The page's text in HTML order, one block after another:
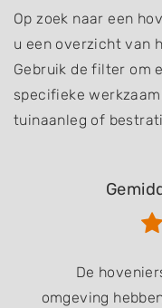
Op zoek naar een
u een overzicht van
Gebruik de filter om
specifieke
tuinaanleg of
De
omgeving